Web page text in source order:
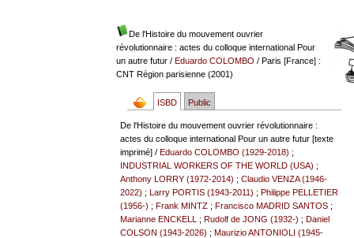
De l'Histoire du mouvement ouvrier
révolutionnaire : actes du colloque international Pour
un autre futur/ Eduardo COLOMBO / Paris [France] :
CNT Région parisienne (2001)
ISBD Public
De l'Histoire du mouvement ouvrier révolutionnaire :
actes du colloque international Pour un autre futur [texte
imprimé] /Eduardo COLOMBO (1929-2018) ;
INDUSTRIAL WORKERS OF THE WORLD (USA) ;
Anthony LORRY (1972-2014) ;Claudio VENZA (1946-
2022) ;Larry PORTIS (1943-2011) ;Philippe PELLETIER
(1956-) ;Frank MINTZ ;Francisco MADRID SANTOS ;
Marianne ENCKELL
;Rudolf de JONG (1932-) ;Daniel
COLSON (1943-2026) ;Maurizio ANTONIOLI (1945-